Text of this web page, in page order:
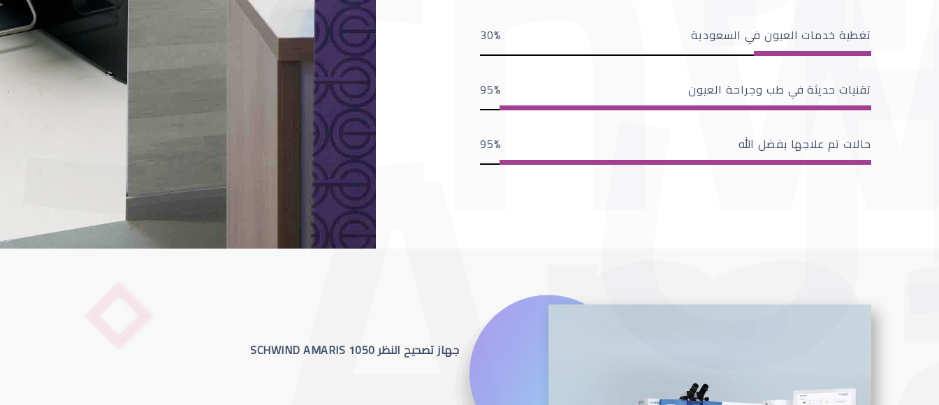
تغطية خدمات العيون في السعودية 30
تقنيات حديثة في طب وجراحة العيون 95
حالات تم علاجها بفضل الله 95
جهاز تصحيح النظر SCHWIND AMARIS 1050